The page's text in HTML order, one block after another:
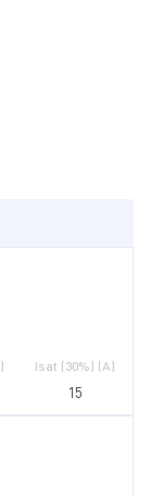
Isat (30%) (A)
15